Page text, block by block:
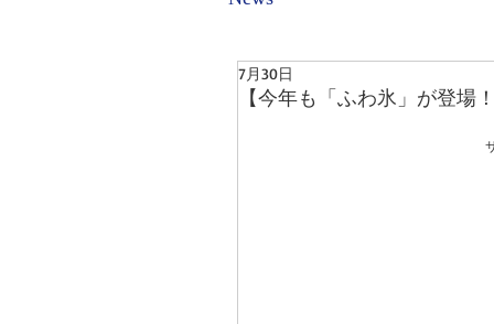
【今年も「ふわ氷」が登場
7月30日